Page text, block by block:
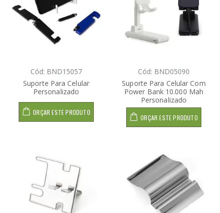
Cód: BND15057
Suporte Para Celular
Personalizado
ORÇAR ESTE PRODUTO
Cód: BND05090
Suporte Para Celular Com
Power Bank 10.000 Mah
Personalizado
ORÇAR ESTE PRODUTO